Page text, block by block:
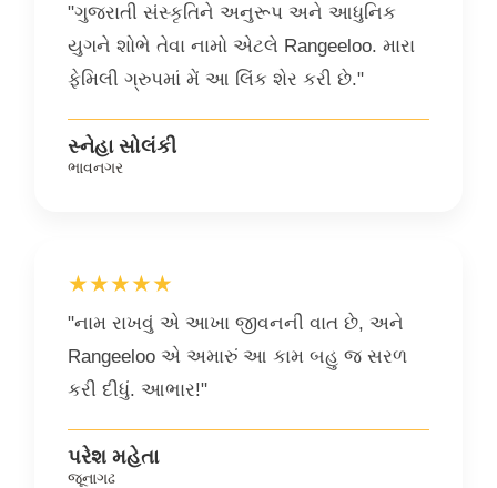
"ગુજરાતી સંસ્કૃતિને અનુરૂપ અને આધુનિક
યુગને શોભે તેવા નામો એટલે Rangeeloo. મારા
ફેમિલી ગ્રુપમાં મેં આ લિંક શેર કરી છે."
સ્નેહા સોલંકી
ભાવનગર
★★★★★
"નામ રાખવું એ આખા જીવનની વાત છે, અને
Rangeeloo એ અમારું આ કામ બહુ જ સરળ
કરી દીધું. આભાર!"
પરેશ મહેતા
જૂનાગઢ